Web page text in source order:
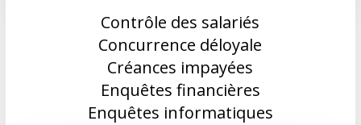
Contrôle des salariés
Concurrence déloyale
Créances impayées
Enquêtes financières
Enquêtes informatiques